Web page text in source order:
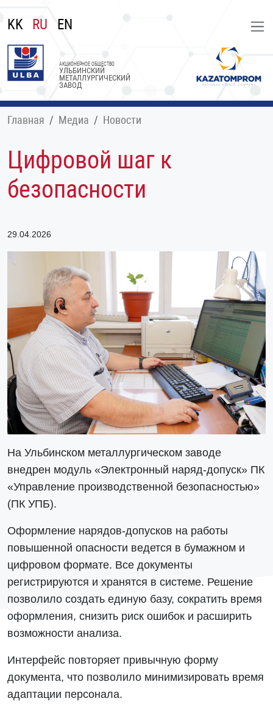
KK RU EN
УЛЬБИНСКИЙ
МЕТАЛЛУРГИЧЕСКИЙ
ЗАВОД
АКЦИОНЕРНОЕ ОБЩЕСТВО
Главная Медиа Новости
Цифровой шаг к
безопасности
29.04.2026
На Ульбинском металлургическом заводе
внедрен модуль «Электронный наряд-допуск» ПК
«Управление производственной безопасностью»
(ПК УПБ).
Оформление нарядов-допусков на работы
повышенной опасности ведется в бумажном и
цифровом формате. Все документы
регистрируются и хранятся в системе. Решение
позволило создать единую базу, сократить время
оформления, снизить риск ошибок и расширить
возможности анализа.
Интерфейс повторяет привычную форму
документа, что позволило минимизировать время
адаптации персонала.